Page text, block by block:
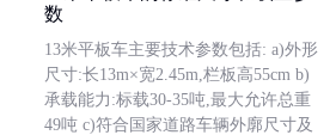
数
13米平板车主要技术参数包括: a)外形
尺寸:长13m×宽2.45m,栏板高55cm b)
承载能力:标载30-35吨,最大允许总重
49吨 c)符合国家道路车辆外廓尺寸及